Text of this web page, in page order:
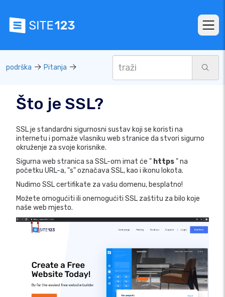
podrška Pitanja
Što je SSL?
SSL je standardni sigurnosni sustav koji se koristi na
internetu i pomaže vlasniku web stranice da stvori sigurno
okruženje za svoje korisnike.
Sigurna web stranica sa SSL-om imat će " https" na
početku URL-a, "s" označava SSL, kao i ikonu lokota.
Nudimo SSL certifikate za vašu domenu, besplatno!
Možete omogućiti ili onemogućiti SSL zaštitu za bilo koje
naše web mjesto.